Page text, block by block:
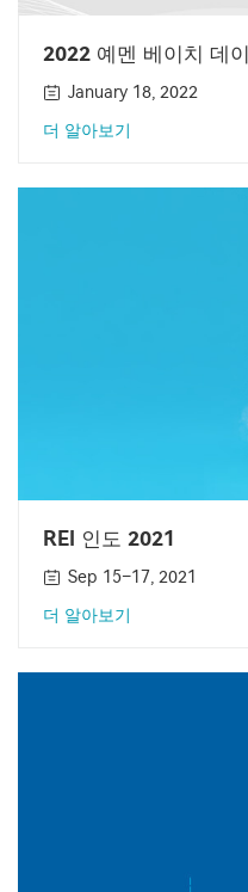
2022 예멘 베이치 데이
January 18, 2022
더 알아보기
REI 인도 2021
Sep 15–17, 2021
더 알아보기